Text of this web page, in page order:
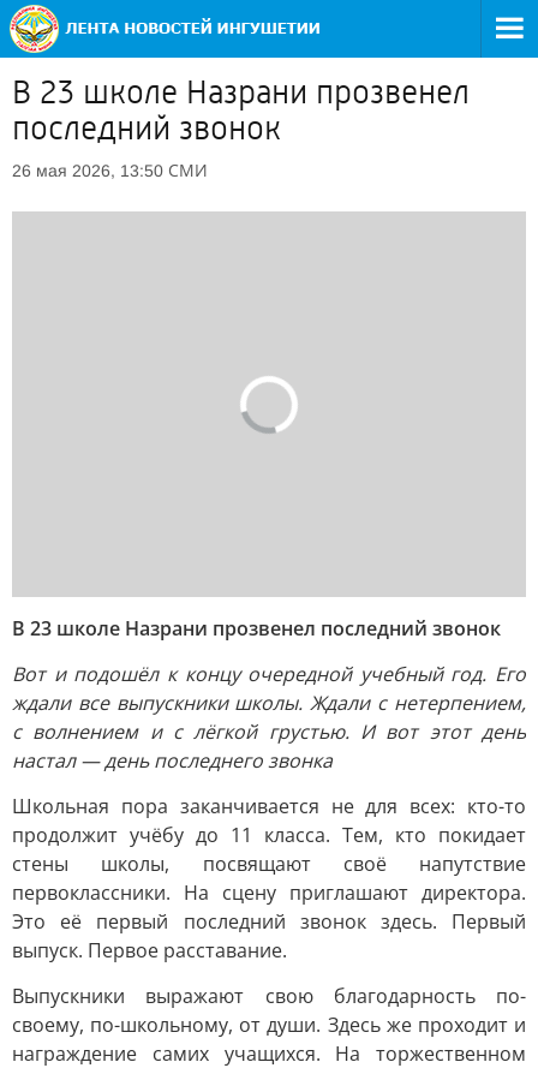
В 23 школе Назрани прозвенел
последний звонок
26 мая 2026, 13:50 СМИ
В 23 школе Назрани прозвенел последний звонок
Вот и подошёл к концу очередной учебный год. Его
ждали все выпускники школы. Ждали с нетерпением,
с волнением и с лёгкой грустью. И вот этот день
настал — день последнего звонка
Школьная пора заканчивается не для всех: кто-то
продолжит учёбу до 11 класса. Тем, кто покидает
стены школы, посвящают своё напутствие
первоклассники. На сцену приглашают директора.
Это её первый последний звонок здесь. Первый
выпуск. Первое расставание.
Выпускники выражают свою благодарность по-
своему, по-школьному, от души. Здесь же проходит и
награждение самих учащихся. На торжественном